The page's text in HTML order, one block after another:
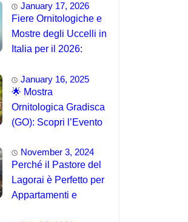
January 17, 2026
Fiere Ornitologiche e
Mostre degli Uccelli in
Italia per il 2026:
Eventi 🐦
January 16, 2025
🌟 Mostra
Ornitologica Gradisca
(GO): Scopri l’Evento
November 3, 2024
Perché il Pastore del
Lagorai è Perfetto per
Appartamenti e